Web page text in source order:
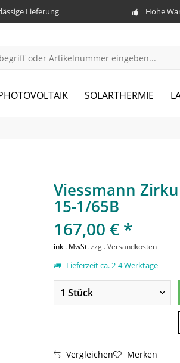
Lieferung Hohe
SOLARTHERMIE
Viessmann
15-1/65B
167,00 € *
inkl. MwSt.zzgl. Versandkosten
Lieferzeit ca. 2-4 Werktage
Vergleichen Merken